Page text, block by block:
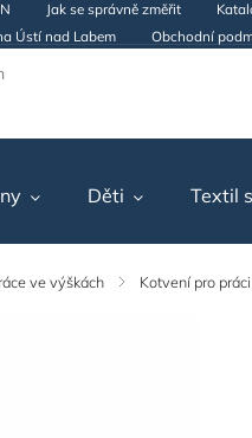
Jak se správně změřit
Ústí nad Labem
Obchodní
Děti Textil
ve výškách / Kotvení pro